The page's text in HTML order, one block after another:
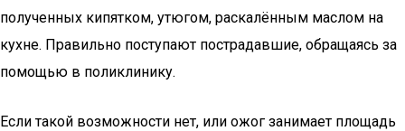
полученных кипятком, утюгом, раскалённым маслом на
кухне. Правильно поступают пострадавшие, обращаясь за
помощью в поликлинику.
Если такой возможности нет, или ожог занимает площадь